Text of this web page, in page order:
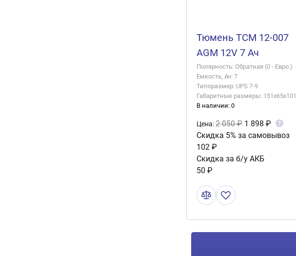
Тюмень ТСМ 12-007
AGM 12V 7 Ач
Полярность: Обратная (0 - Евро.)
Емкость, Ач: 7
Типоразмер: UPS 7-9
Габаритные размеры: 151x65x101
В наличии: 0
Цена:2 050 ₽ 1 898 ₽ ?
Скидка 5% за самовывоз
102 ₽
Скидка за б/у АКБ
50 ₽